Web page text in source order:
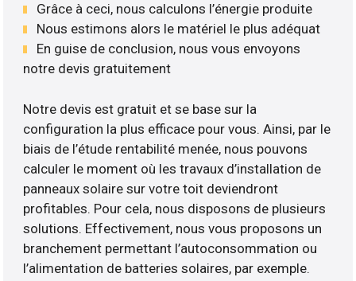
Grâce à ceci, nous calculons l’énergie produite
Nous estimons alors le matériel le plus adéquat
En guise de conclusion, nous vous envoyons
notre devis gratuitement
Notre devis est gratuit et se base sur la
configuration la plus efficace pour vous. Ainsi, par le
biais de l’étude rentabilité menée, nous pouvons
calculer le moment où les travaux d’installation de
panneaux solaire sur votre toit deviendront
profitables. Pour cela, nous disposons de plusieurs
solutions. Effectivement, nous vous proposons un
branchement permettant l’autoconsommation ou
l’alimentation de batteries solaires, par exemple.